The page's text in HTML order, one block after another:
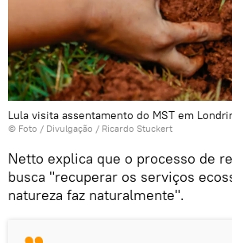
Lula visita assentamento do MST em
© Foto / Divulgação / Ricardo Stuckert
Netto explica que o processo de
busca "recuperar os serviços
natureza faz naturalmente".